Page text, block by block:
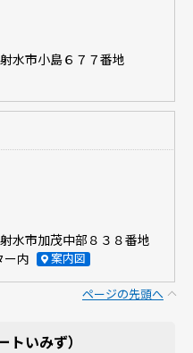
水市小島６７７番地
水市加茂中部８３８番地
内
案内図
ページの先頭へ
いみず）